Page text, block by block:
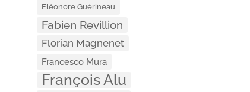
Eléonore Guérineau
Fabien Revillion
Florian Magnenet
Francesco Mura
François Alu